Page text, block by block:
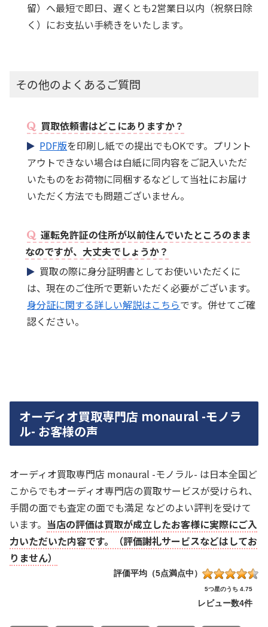
留）へ最短で即日、遅くとも2営業日以内（祝祭日除
く）にお支払い手続きをいたします。
その他のよくあるご質問
買取依頼書はどこにありますか？
PDF版を印刷し紙での提出でもOKです。プリント
アウトできない場合は白紙に同内容をご記入いただ
いたものをお荷物に同梱するなどして当社にお届け
いただく方法でも問題ございません。
運転免許証の住所が以前住んでいたところのまま
なのですが、大丈夫でしょうか？
買取の際に身分証明書としてお使いいただくに
は、現在のご住所で更新いただく必要がございます。
身分証に関する詳しい解説はこちらです。併せてご確
認ください。
オーディオ買取専門店 monaural -モノラ
ル- お客様の声
オーディオ買取専門店 monaural -モノラル- は日本全国ど
こからでもオーディオ専門店の買取サービスが受けられ、
手間の面でも査定の面でも満足 などのよい評判を受けて
います。 当店の評価は買取が成立したお客様に実際にご入
力いただいた内容です。（評価謝礼サービスなどはしてお
りません）
評価平均（5点満点中）
5つ星のうち 4.75
レビュー数4件